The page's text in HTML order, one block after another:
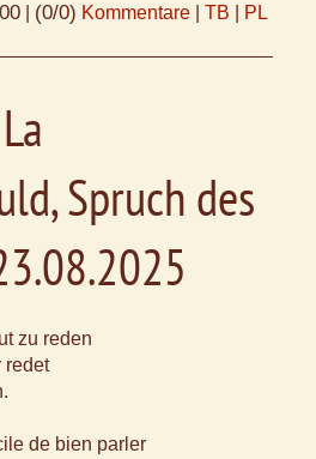
(0/0) Kommentare TB PL
Spruch des
zu reden
redet
de bien parler